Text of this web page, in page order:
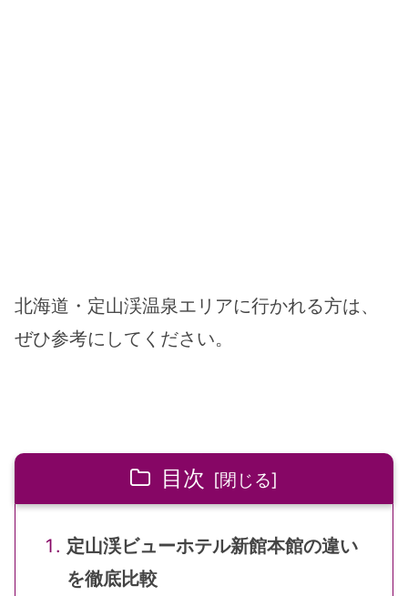
北海道・定山渓温泉エリアに行かれる方は、
ぜひ参考にしてください。
目次
定山渓ビューホテル新館本館の違い
を徹底比較